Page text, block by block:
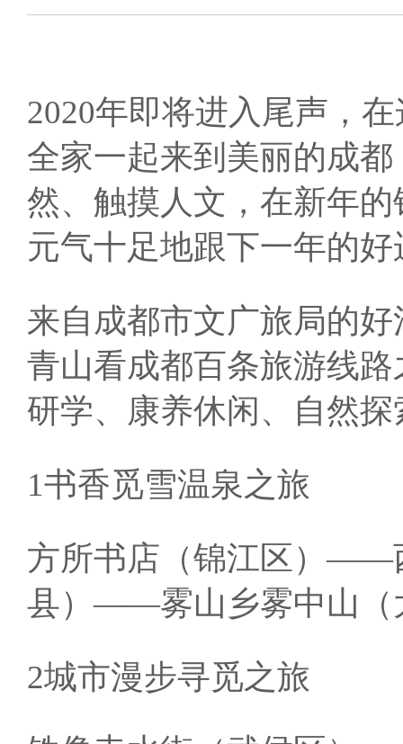
2020年即将进入尾声，
全家一起来到美丽的成
然、触摸人文，在新年
元气十足地跟下一年的
来自成都市文广旅局的
青山看成都百条旅游线
研学、康养休闲、自然
1书香觅雪温泉之旅
方所书店（锦江区）——
县）——雾山乡雾中山（
2城市漫步寻觅之旅